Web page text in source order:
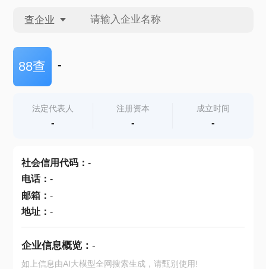
查企业
查企业
查产地
88查 -
法定代表人
-
注册资本
-
成立时间
-
社会信用代码： -
电话： -
邮箱： -
地址： -
企业信息概览： -
如上信息由AI大模型全网搜索生成，请甄别使用!